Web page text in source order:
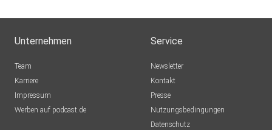
Unternehmen
Team
Karriere
Impressum
Werben auf podcast.de
Service
Newsletter
Kontakt
Presse
Nutzungsbedingungen
Datenschutz